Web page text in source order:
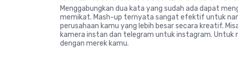
Menggabungkan dua kata yang sudah ada dapat
memikat. Mash-up ternyata sangat efektif untuk
perusahaan kamu yang lebih besar secara kreatif.
kamera instan dan telegram untuk instagram.
dengan merek kamu.